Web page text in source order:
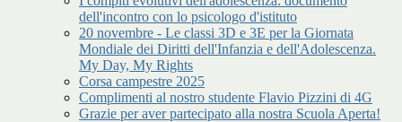
dell'incontro con lo psicologo d'istituto
20 novembre - Le classi 3D e 3E per la Giornata
Mondiale dei Diritti dell'Infanzia e dell'Adolescenza.
My Day, My Rights
Corsa campestre 2025
Complimenti al nostro studente Flavio Pizzini di 4G
Grazie per aver partecipato alla nostra Scuola Aperta!